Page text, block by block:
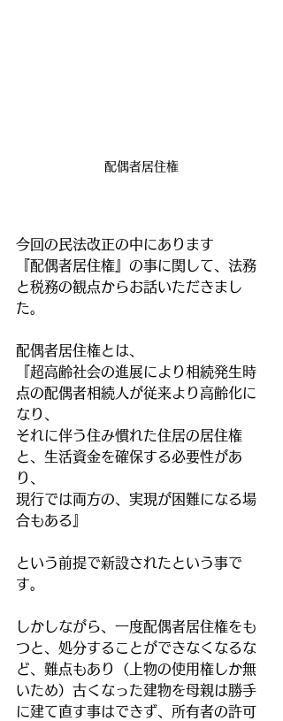
配偶者居住権
今回の民法改正の中にあります
『配偶者居住権』の事に関して、法務
と税務の観点からお話いただきまし
た。
配偶者居住権とは、
『超高齢社会の進展により相続発生時
点の配偶者相続人が従来より高齢化に
なり、
それに伴う住み慣れた住居の居住権
と、生活資金を確保する必要性があ
り、
現行では両方の、実現が困難になる場
合もある』
という前提で新設されたという事で
す。
しかしながら、一度配偶者居住権をも
つと、処分することができなくなるな
ど、難点もあり（上物の使用権しか無
いため）古くなった建物を母親は勝手
に建て直す事はできず、所有者の許可